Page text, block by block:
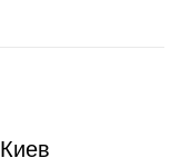
Киев